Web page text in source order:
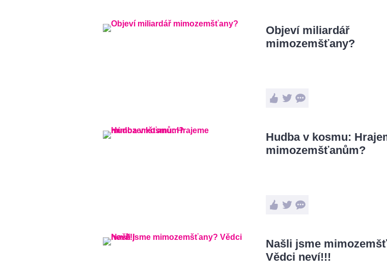
Objeví miliardář
mimozemšťany?
Hudba v kosmu:
mimozemšťanům?
Našli jsme
Vědci neví!!!